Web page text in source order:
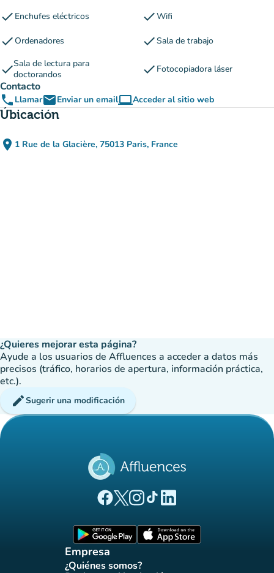
check Enchufes eléctricos checkWifi
checkOrdenadores checkSala de trabajo
checkSala de lectura para
doctorandos
check Fotocopiadora láser
Contacto
phone LlamaremailEnviar un emailcomputerAcceder al sitio web
(nueva pestaña)
Úbicación
place 1 Rue de la Glacière, 75013 Paris, France
(abrir en Google Maps)
(nueva pestaña)
¿Quieres mejorar esta página?
Ayude a los usuarios de Affluences a acceder a datos más
precisos (tráfico, horarios de apertura, información práctica,
etc.).
editSugerir una modificación
(nueva pestaña)
(nueva pestaña)
(nueva pestaña)
(nueva pestaña)
(nueva pestaña)
Empresa
¿Quiénes somos?